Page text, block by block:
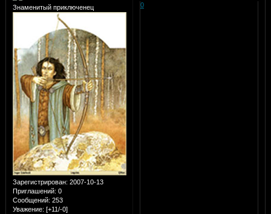
Знаменитый приключенец
Зарегистрирован: 2007-10-13
Приглашений: 0
Сообщений: 253
Уважение: [+11/-0]
0